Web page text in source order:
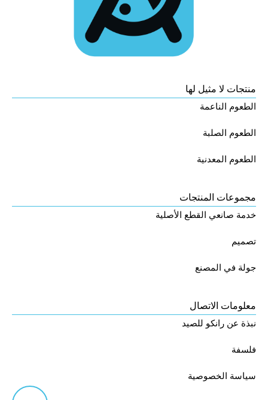
منتجات لا مثيل لها
الطعوم الناعمة
الطعوم الصلبة
الطعوم المعدنية
مجموعات المنتجات
خدمة صانعي القطع الأصلية
تصميم
جولة في المصنع
معلومات الاتصال
نبذة عن رانكو للصيد
فلسفة
سياسة الخصوصية